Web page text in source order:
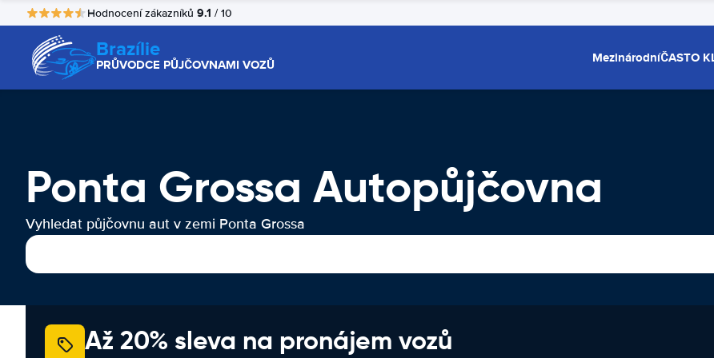
Hodnocení zákazníků 9.1 / 10
Brazílie
PRŮVODCE PŮJČOVNAMI VOZŮ MezinárodníČASTO
Ponta Grossa Autopůjčovna
Vyhledat půjčovnu aut v zemi Ponta Grossa
Až 20% sleva na pronájem vozů